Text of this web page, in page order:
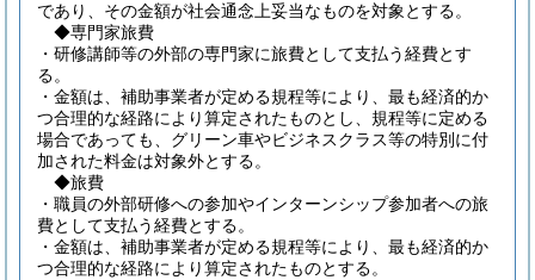
であり、その金額が社会通念上妥当なものを対象とする。
◆専門家旅費
・研修講師等の外部の専門家に旅費として支払う経費とす
る。
・金額は、補助事業者が定める規程等により、最も経済的か
つ合理的な経路により算定されたものとし、規程等に定める
場合であっても、グリーン車やビジネスクラス等の特別に付
加された料金は対象外とする。
◆旅費
・職員の外部研修への参加やインターンシップ参加者への旅
費として支払う経費とする。
・金額は、補助事業者が定める規程等により、最も経済的か
つ合理的な経路により算定されたものとする。